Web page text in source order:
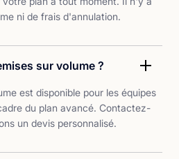
ni de frais d'annulation.
sur volume ?
est disponible pour les équipes
du plan avancé. Contactez-
un devis personnalisé.